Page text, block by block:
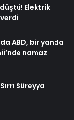
Elektrik
ABD, bir yanda
namaz
Süreyya